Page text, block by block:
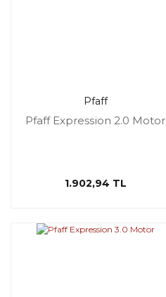
Pfaff
Pfaff Expression 2.0 Motor
1.902,94 TL